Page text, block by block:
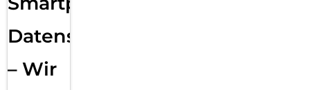
Datensicherung
– Wir